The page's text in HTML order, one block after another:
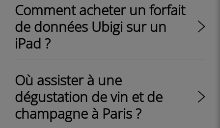
Comment acheter un forfait
de données Ubigi sur un
iPad ?
Où assister à une
dégustation de vin et de
champagne à Paris ?